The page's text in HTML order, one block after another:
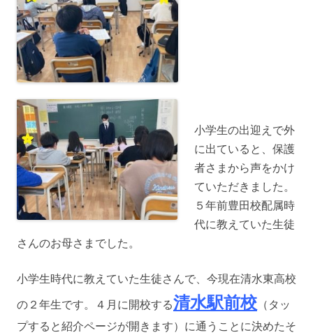
小学生の出迎えで外
に出ていると、保護
者さまから声をかけ
ていただきました。
５年前豊田校配属時
代に教えていた生徒
さんのお母さまでした。
小学生時代に教えていた生徒さんで、今現在清水東高校
の２年生です。４月に開校する清水駅前校 （タッ
プすると紹介ページが開きます）に通うことに決めたそ